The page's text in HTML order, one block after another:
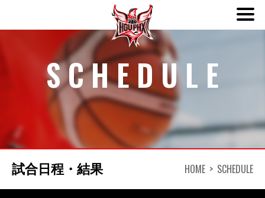
TEAM
SCHEDULE
NEWS
SCHEDULE
試合日程・結果 HOME SCHEDULE